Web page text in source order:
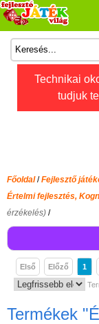
Technikai
tudjuk
Főoldal/Fejlesztő
Értelmi fejlesztés,
érzékelés) /
Első Előző 1
Termékek